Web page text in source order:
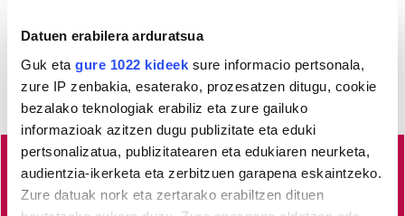
Datuen erabilera arduratsua
Guk eta gure 1022 kideek sure informacio pertsonala,
zure IP zenbakia, esaterako, prozesatzen ditugu, cookie
bezalako teknologiak erabiliz eta zure gailuko
informazioak azitzen dugu publizitate eta eduki
pertsonalizatua, publizitatearen eta edukiaren neurketa,
audientzia-ikerketa eta zerbitzuen garapena eskaintzeko.
Zure datuak nork eta zertarako erabiltzen dituen
Busturialdekoalbisteak euskaraz, libre eta kalitatez
jaso nahi dituzu?
Horretarako zure babesa ezinbestekoa